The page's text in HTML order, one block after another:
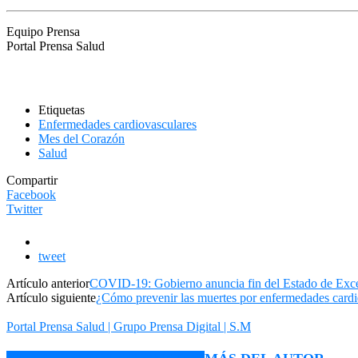
Equipo Prensa
Portal Prensa Salud
Etiquetas
Enfermedades cardiovasculares
Mes del Corazón
Salud
Compartir
Facebook
Twitter
tweet
Artículo anteriorCOVID-19: Gobierno anuncia fin del Estado de
Artículo siguiente¿Cómo prevenir las muertes por enfermedades
Portal Prensa Salud | Grupo Prensa Digital | S.M